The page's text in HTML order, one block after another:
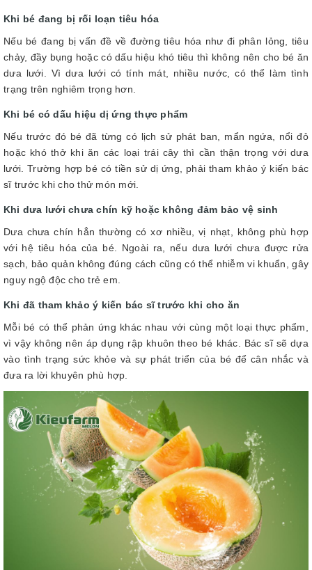
Khi bé đang bị rối loạn tiêu hóa
Nếu bé đang bị vấn đề về đường tiêu hóa như đi phân lỏng, tiêu
chảy, đầy bụng hoặc có dấu hiệu khó tiêu thì không nên cho bé ăn
dưa lưới. Vì dưa lưới có tính mát, nhiều nước, có thể làm tình
trạng trên nghiêm trọng hơn.
Khi bé có dấu hiệu dị ứng thực phẩm
Nếu trước đó bé đã từng có lịch sử phát ban, mẩn ngứa, nổi đỏ
hoặc khó thở khi ăn các loại trái cây thì cần thận trọng với dưa
lưới. Trường hợp bé có tiền sử dị ứng, phải tham khảo ý kiến bác
sĩ trước khi cho thử món mới.
Khi dưa lưới chưa chín kỹ hoặc không đảm bảo vệ sinh
Dưa chưa chín hẳn thường có xơ nhiều, vị nhạt, không phù hợp
với hệ tiêu hóa của bé. Ngoài ra, nếu dưa lưới chưa được rửa
sạch, bảo quản không đúng cách cũng có thể nhiễm vi khuẩn, gây
nguy ngộ độc cho trẻ em.
Khi đã tham khảo ý kiến bác sĩ trước khi cho ăn
Mỗi bé có thể phản ứng khác nhau với cùng một loại thực phẩm,
vì vậy không nên áp dụng rập khuôn theo bé khác. Bác sĩ sẽ dựa
vào tình trạng sức khỏe và sự phát triển của bé để cân nhắc và
đưa ra lời khuyên phù hợp.